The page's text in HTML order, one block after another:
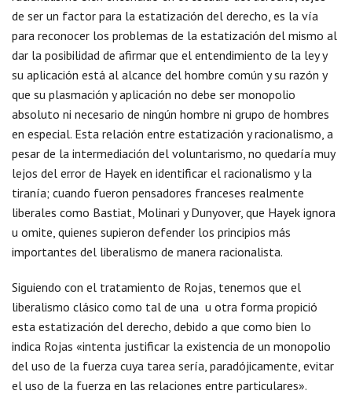
de ser un factor para la estatización del derecho, es la vía
para reconocer los problemas de la estatización del mismo al
dar la posibilidad de afirmar que el entendimiento de la ley y
su aplicación está al alcance del hombre común y su razón y
que su plasmación y aplicación no debe ser monopolio
absoluto ni necesario de ningún hombre ni grupo de hombres
en especial. Esta relación entre estatización y racionalismo, a
pesar de la intermediación del voluntarismo, no quedaría muy
lejos del error de Hayek en identificar el racionalismo y la
tiranía; cuando fueron pensadores franceses realmente
liberales como Bastiat, Molinari y Dunyover, que Hayek ignora
u omite, quienes supieron defender los principios más
importantes del liberalismo de manera racionalista.
Siguiendo con el tratamiento de Rojas, tenemos que el
liberalismo clásico como tal de una u otra forma propició
esta estatización del derecho, debido a que como bien lo
indica Rojas «intenta justificar la existencia de un monopolio
del uso de la fuerza cuya tarea sería, paradójicamente, evitar
el uso de la fuerza en las relaciones entre particulares».